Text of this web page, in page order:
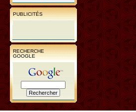
PUBLICITÉS
RECHERCHE
GOOGLE